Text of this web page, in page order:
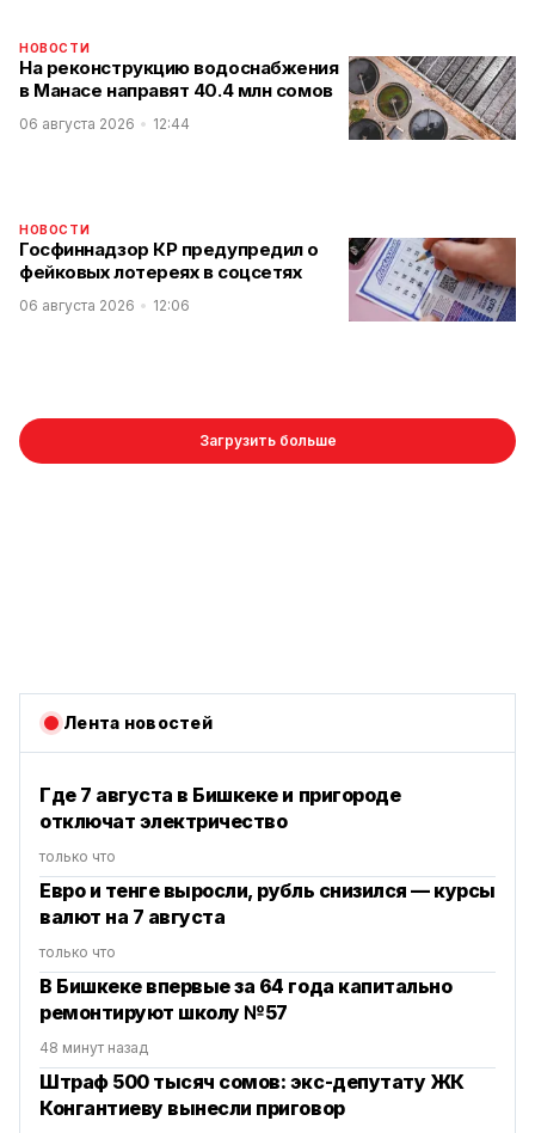
НОВОСТИ
На реконструкцию водоснабжения
в Манасе направят 40.4 млн сомов
06 августа 2026 12:44
НОВОСТИ
Госфиннадзор КР предупредил о
фейковых лотереях в соцсетях
06 августа 2026 12:06
Загрузить больше
Лента новостей
Где 7 августа в Бишкеке и пригороде
отключат электричество
только что
Евро и тенге выросли, рубль снизился — курсы
валют на 7 августа
только что
В Бишкеке впервые за 64 года капитально
ремонтируют школу №57
48 минут назад
Штраф 500 тысяч сомов: экс-депутату ЖК
Конгантиеву вынесли приговор